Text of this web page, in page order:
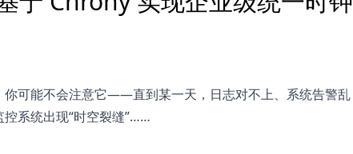
你可能不会注意它——直到某一天，日志对不上、系统告警乱
系统出现“时空裂缝”……